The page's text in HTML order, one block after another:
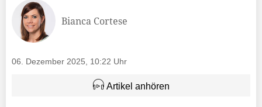
06. Dezember 2025, 10:22 Uhr
Bianca Cortese
Artikel anhören